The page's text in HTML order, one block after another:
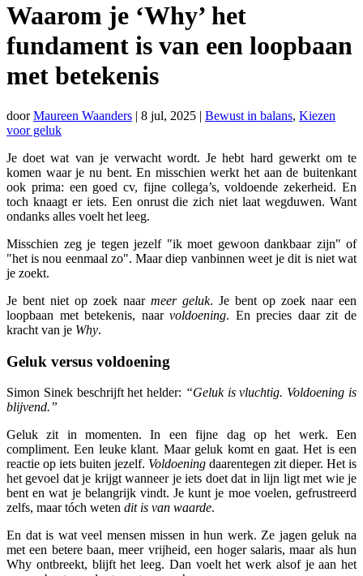
Waarom je ‘Why’ het
fundament is van een loopbaan
met betekenis
doorMaureen Waanders | 8 jul, 2025 | Bewust in balans, Kiezen
voor geluk
Je doet wat van je verwacht wordt. Je hebt hard gewerkt om te
komen waar je nu bent. En misschien werkt het aan de buitenkant
ook prima: een goed cv, fijne collega’s, voldoende zekerheid. En
toch knaagt er iets. Een onrust die zich niet laat wegduwen. Want
ondanks alles voelt het leeg.
Misschien zeg je tegen jezelf "ik moet gewoon dankbaar zijn" of
"het is nou eenmaal zo". Maar diep vanbinnen weet je dit is niet wat
je zoekt.
Je bent niet op zoek naar meer geluk. Je bent op zoek naar een
loopbaan met betekenis, naarvoldoening. En precies daar zit de
kracht van je Why.
Geluk versus voldoening
Simon Sinek beschrijft het helder: “Geluk is vluchtig. Voldoening is
blijvend.”
Geluk zit in momenten. In een fijne dag op het werk. Een
compliment. Een leuke klant. Maar geluk komt en gaat. Het is een
reactie op iets buiten jezelf. Voldoening daarentegen zit dieper. Het is
het gevoel dat je krijgt wanneer je iets doet dat in lijn ligt met wie je
bent en wat je belangrijk vindt. Je kunt je moe voelen, gefrustreerd
zelfs, maar tóch weten dit is van waarde.
En dat is wat veel mensen missen in hun werk. Ze jagen geluk na
met een betere baan, meer vrijheid, een hoger salaris, maar als hun
Why ontbreekt, blijft het leeg. Dan voelt het werk alsof je aan het